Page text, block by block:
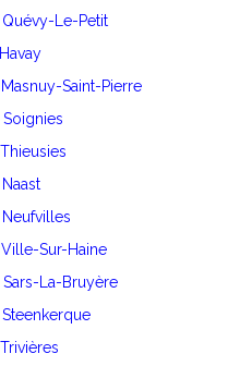
Le-Petit
Saint-Pierre
Sur-Haine
La-Bruyère